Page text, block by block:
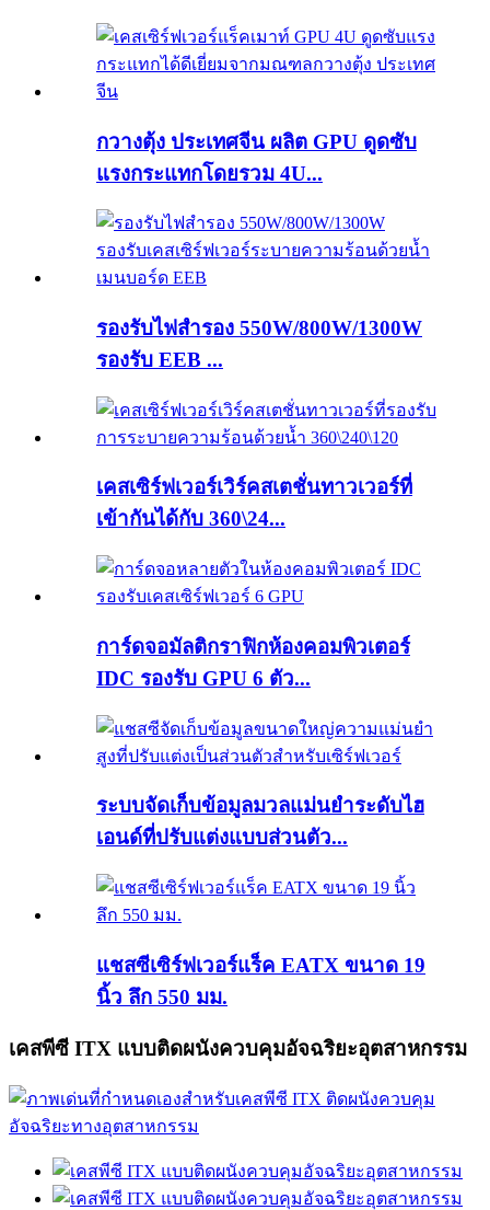
กวางตุ้ง ประเทศจีน ผลิต GPU ดูดซับ
แรงกระแทกโดยรวม 4U...
รองรับไฟสำรอง 550W/800W/1300W
รองรับ EEB ...
เคสเซิร์ฟเวอร์เวิร์คสเตชั่นทาวเวอร์ที่
เข้ากันได้กับ 360\24...
การ์ดจอมัลติกราฟิกห้องคอมพิวเตอร์
IDC รองรับ GPU 6 ตัว...
ระบบจัดเก็บข้อมูลมวลแม่นยำระดับไฮ
เอนด์ที่ปรับแต่งแบบส่วนตัว...
แชสซีเซิร์ฟเวอร์แร็ค EATX ขนาด 19
นิ้ว ลึก 550 มม.
เคสพีซี ITX แบบติดผนังควบคุมอัจฉริยะอุตสาหกรรม